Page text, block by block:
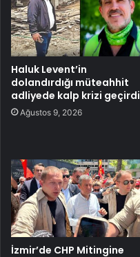
Haluk Levent’in
dolandırdığı müteahhit
adliyede kalp krizi geçirdi
Ağustos 9, 2026
İzmir’de CHP Mitingine